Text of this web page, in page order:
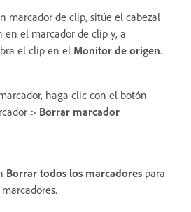
marcador de clip, sitúe el cabezal
en el marcador de clip y, a
el clip en el Monitor de origen.
haga clic con el botón
> Borrar marcador
Borrar todos los marcadores para